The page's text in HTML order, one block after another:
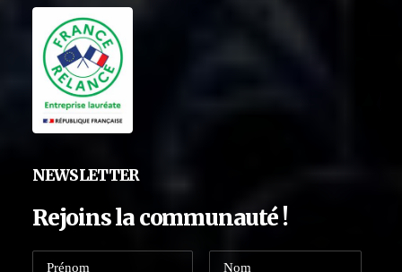
NEWSLETTER
Rejoins la communauté !